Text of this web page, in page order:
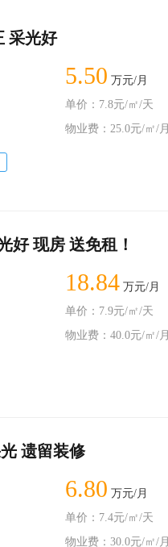
采光好
5.50 万元/月
单价：7.8元/㎡/天
物业费：25.0元/㎡/月
好 现房 送免租！
18.84 万元/月
单价：7.9元/㎡/天
物业费：40.0元/㎡/月
遗留装修
6.80 万元/月
单价：7.4元/㎡/天
物业费：30.0元/㎡/月